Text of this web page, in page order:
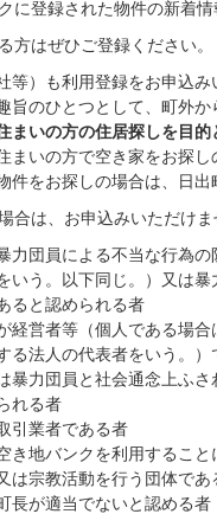
に登録された物件の新着情
方はぜひご登録ください。
等）も利用登録をお申込み
旨のひとつとして、町外
まいの方の住居探しを目
まいの方で空き家をお探し
件をお探しの場合は、日出
合は、お申込みいただけま
力団員による不当な行為
いう。以下同じ。）又は
ると認められる者
経営者等（個人である場
る法人の代表者をいう。
暴力団員と社会通念上ふ
れる者
引業者である者
き地バンクを利用するこ
は宗教活動を行う団体であ
長が適当でないと認める者